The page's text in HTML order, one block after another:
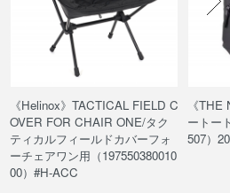
《Helinox》TACTICAL FIELD C
OVER FOR CHAIR ONE/タク
ティカルフィールドカバーフォ
ーチェアワン用（197550380010
00）#H-ACC
《
ートー
507）